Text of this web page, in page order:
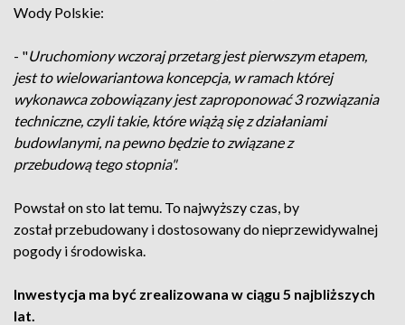
Wody Polskie:
- "Uruchomiony wczoraj przetarg jest pierwszym etapem,
jest to wielowariantowa koncepcja, w ramach której
wykonawca zobowiązany jest zaproponować 3 rozwiązania
techniczne, czyli takie, które wiążą się z działaniami
budowlanymi, na pewno będzie to związane z
przebudową tego stopnia".
Powstał on sto lat temu. To najwyższy czas, by
został przebudowany i dostosowany do nieprzewidywalnej
pogody i środowiska.
Inwestycja ma być zrealizowana w ciągu 5 najbliższych
lat.